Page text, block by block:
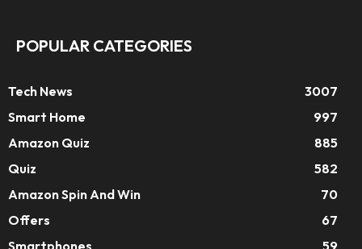
POPULAR CATEGORIES
Tech News
3007
Smart Home
997
Amazon Quiz
885
Quiz
582
Amazon Spin And Win
70
Offers
67